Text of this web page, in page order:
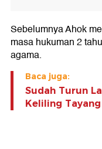
Sebelumnya Ahok
masa hukuman 2
agama.
Baca juga:
Sudah Turun
Keliling